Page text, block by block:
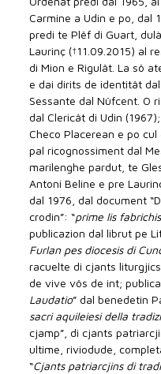
Carmine a Udin e po, dal
predi te Plêf di Guart,
Laurinç (†11.09.2015) al
di Mion e Rigulât. La sô
e dai dirits de identitât
Sessante dal Nûfcent. O
dal Clericât di Udin
Checo Placerean e po
pal ricognossiment dal
marilenghe pardut, te
Antoni Beline e pre
dal 1976, dal document
crodin”: “prime lis
publicazion dal librut pe
Furlan pes diocesis di
racuelte di cjants
de vive vôs de int;
Laudatio” dal benedetin
sacri aquileiesi della
cjamp”, di cjants
ultime, riviodude,
“Cjants patriarcjins di